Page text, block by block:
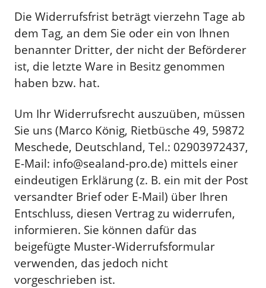
Die Widerrufsfrist beträgt vierzehn Tage ab
dem Tag, an dem Sie oder ein von Ihnen
benannter Dritter, der nicht der Beförderer
ist, die letzte Ware in Besitz genommen
haben bzw. hat.
Um Ihr Widerrufsrecht auszuüben, müssen
Sie uns (Marco König, Rietbüsche 49, 59872
Meschede, Deutschland, Tel.: 02903972437,
E-Mail: info@sealand-pro.de) mittels einer
eindeutigen Erklärung (z. B. ein mit der Post
versandter Brief oder E-Mail) über Ihren
Entschluss, diesen Vertrag zu widerrufen,
informieren. Sie können dafür das
beigefügte Muster-Widerrufsformular
verwenden, das jedoch nicht
vorgeschrieben ist.